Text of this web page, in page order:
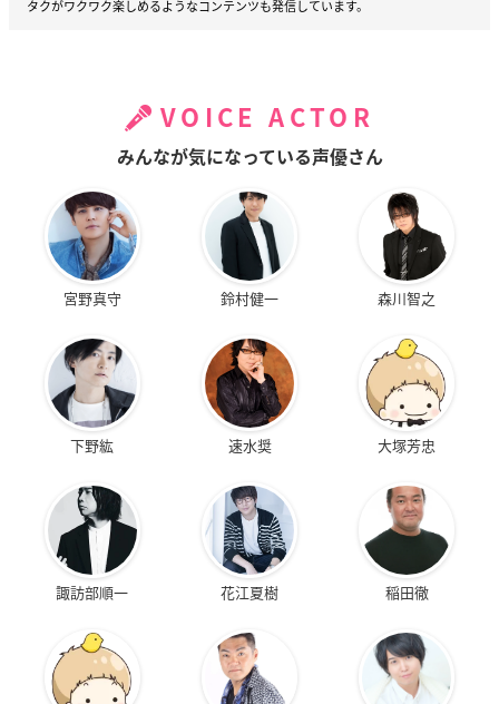
タクがワクワク楽しめるようなコンテンツも発信しています。
VOICE ACTOR
みんなが気になっている声優さん
宮野真守 鈴村健一 森川智之
下野紘 速水奨 大塚芳忠
諏訪部順一 花江夏樹 稲田徹